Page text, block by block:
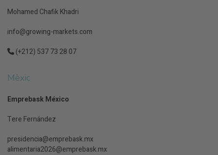
Mohamed Chafik Khadri
info@growing-markets.com
(+212) 537 73 28 07
Mèxic
Emprebask México
Tere Fernández
presidencia@emprebask.mx
alimentaria2026@emprebask.mx